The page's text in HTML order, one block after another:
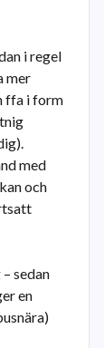
i regel
mer
ffa i form
med
och
sedan
en